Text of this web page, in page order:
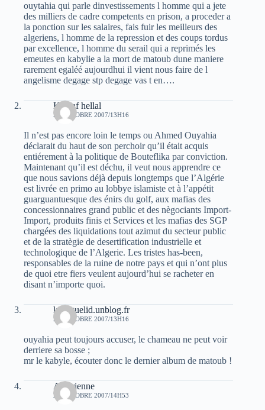
ouytahia qui parle dinvestissements l homme qui a jete
des milliers de cadre competents en prison, a proceder a
la ponction sur les salaires, fais fuir les meilleurs des
algeriens, l homme de la repression et des coups tordus
par excellence, l homme du serail qui a reprimés les
emeutes en kabylie a la mort de matoub dune maniere
rarement egaléé aujourdhui il vient nous faire de l
angelisme degage stp degage vas t en….
Khelaf hellal
27 OCTOBRE 2007/13H16
Il n’est pas encore loin le temps ou Ahmed Ouyahia
déclarait du haut de son perchoir qu’il était acquis
entiérement à la politique de Bouteflika par conviction.
Maintenant qu’il est déchu, il veut nous apprendre ce
que nous savions déjà depuis longtemps que l’Algérie
est livrée en primo au lobbye islamiste et à l’appétit
guarguantuesque des énirs du golf, aux mafias des
concessionnaires grand public et des nègociants Import-
Import, produits finis et Services et les mafias des SGP
chargées des liquidations tout azimut du secteur public
et de la stratègie de desertification industrielle et
technologique de l’Algerie. Les tristes has-been,
responsables de la ruine de notre pays et qui n’ont plus
de quoi etre fiers veulent aujourd’hui se racheter en
disant n’importe quoi.
k2raguelid.unblog.fr
27 OCTOBRE 2007/13H16
ouyahia peut toujours accuser, le chameau ne peut voir
derriere sa bosse ;
mr le kabyle, écouter donc le dernier album de matoub !
Algerienne
27 OCTOBRE 2007/14H53